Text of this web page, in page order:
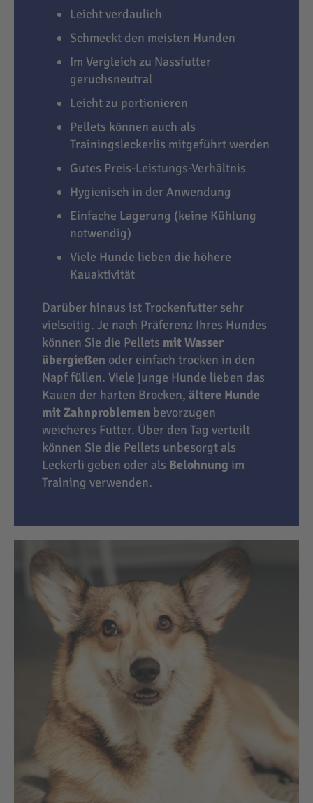
Leicht verdaulich
Schmeckt den meisten Hunden
Im Vergleich zu Nassfutter
geruchsneutral
Leicht zu portionieren
Pellets können auch als
Trainingsleckerlis mitgeführt werden
Gutes Preis-Leistungs-Verhältnis
Hygienisch in der Anwendung
Einfache Lagerung (keine Kühlung
notwendig)
Viele Hunde lieben die höhere
Kauaktivität
Darüber hinaus ist Trockenfutter sehr
vielseitig. Je nach Präferenz Ihres Hundes
können Sie die Pellets mit Wasser
übergießen oder einfach trocken in den
Napf füllen. Viele junge Hunde lieben das
Kauen der harten Brocken, ältere Hunde
mit Zahnproblemen bevorzugen
weicheres Futter. Über den Tag verteilt
können Sie die Pellets unbesorgt als
Leckerli geben oder als Belohnung im
Training verwenden.